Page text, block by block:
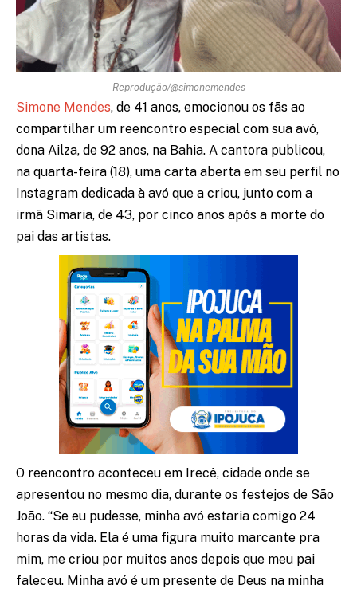
Reprodução/@simonemendes
Simone Mendes, de 41 anos, emocionou os fãs ao
compartilhar um reencontro especial com sua avó,
dona Ailza, de 92 anos, na Bahia. A cantora publicou,
na quarta-feira (18), uma carta aberta em seu perfil no
Instagram dedicada à avó que a criou, junto com a
irmã Simaria, de 43, por cinco anos após a morte do
pai das artistas.
O reencontro aconteceu em Irecê, cidade onde se
apresentou no mesmo dia, durante os festejos de São
João. “Se eu pudesse, minha avó estaria comigo 24
horas da vida. Ela é uma figura muito marcante pra
mim, me criou por muitos anos depois que meu pai
faleceu. Minha avó é um presente de Deus na minha